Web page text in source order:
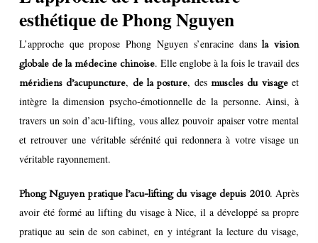
esthétique de Phong Nguyen
L’approche que propose Phong Nguyen s’enracine dansla vision
globale de la médecine chinoise. Elle englobe à la fois le travail des
méridiens d’acupuncture, de la posture, desmuscles du visageet
intègre la dimension psycho-émotionnelle de la personne. Ainsi, à
travers un soin d’acu-lifting, vous allez pouvoir apaiser votre mental
et retrouver une véritable sérénité qui redonnera à votre visage un
véritable rayonnement.
Phong Nguyen pratique l’acu-lifting du visage depuis 2010. Après
avoir été formé au lifting du visage à Nice, il a développé sa propre
pratique au sein de son cabinet, en y intégrant la lecture du visage,